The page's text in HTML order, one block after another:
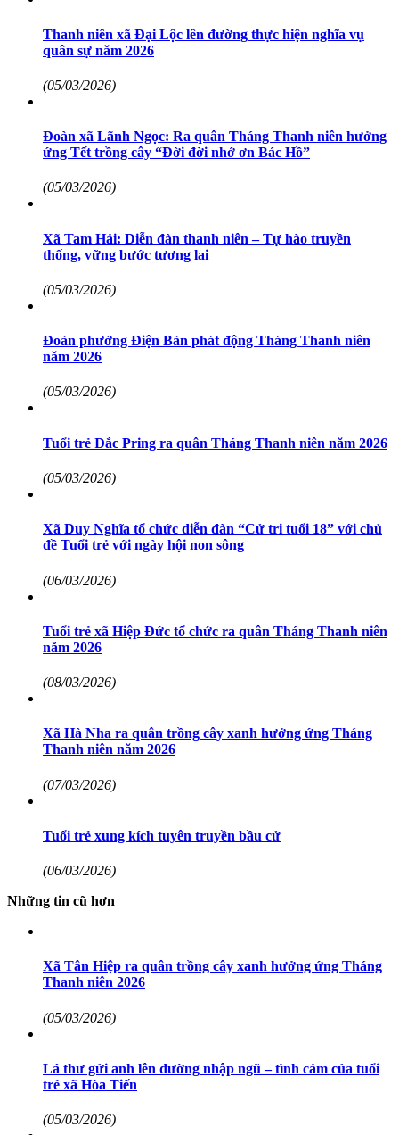
Thanh niên xã Đại Lộc lên đường thực hiện nghĩa vụ
quân sự năm 2026
(05/03/2026)
Đoàn xã Lãnh Ngọc: Ra quân Tháng Thanh niên hưởng
ứng Tết trồng cây “Đời đời nhớ ơn Bác Hồ”
(05/03/2026)
Xã Tam Hải: Diễn đàn thanh niên – Tự hào truyền
thống, vững bước tương lai
(05/03/2026)
Đoàn phường Điện Bàn phát động Tháng Thanh niên
năm 2026
(05/03/2026)
Tuổi trẻ Đắc Pring ra quân Tháng Thanh niên năm 2026
(05/03/2026)
Xã Duy Nghĩa tổ chức diễn đàn “Cử tri tuổi 18” với chủ
đề Tuổi trẻ với ngày hội non sông
(06/03/2026)
Tuổi trẻ xã Hiệp Đức tổ chức ra quân Tháng Thanh niên
năm 2026
(08/03/2026)
Xã Hà Nha ra quân trồng cây xanh hưởng ứng Tháng
Thanh niên năm 2026
(07/03/2026)
Tuổi trẻ xung kích tuyên truyền bầu cử
(06/03/2026)
Những tin cũ hơn
Xã Tân Hiệp ra quân trồng cây xanh hưởng ứng Tháng
Thanh niên 2026
(05/03/2026)
Lá thư gửi anh lên đường nhập ngũ – tình cảm của tuổi
trẻ xã Hòa Tiến
(05/03/2026)